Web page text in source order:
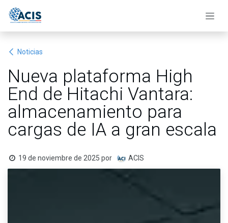
Noticias
Nueva plataforma High
End de Hitachi Vantara:
almacenamiento para
cargas de IA a gran escala
19 de noviembre de 2025 por ACIS